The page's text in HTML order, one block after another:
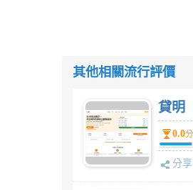
其他相關流行評價
貸明
0.0分
分享